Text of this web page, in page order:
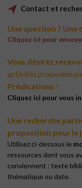
Contact et
Une question ? Une
Cliquez ici pour
Vous désirez
activités proposées
Prédications ?
Cliquez ici pour vous
Une recherche
proposition pour le
Utilisez ci-dessous le
ressources dont vous
conviennent : texte
thématique ou date.